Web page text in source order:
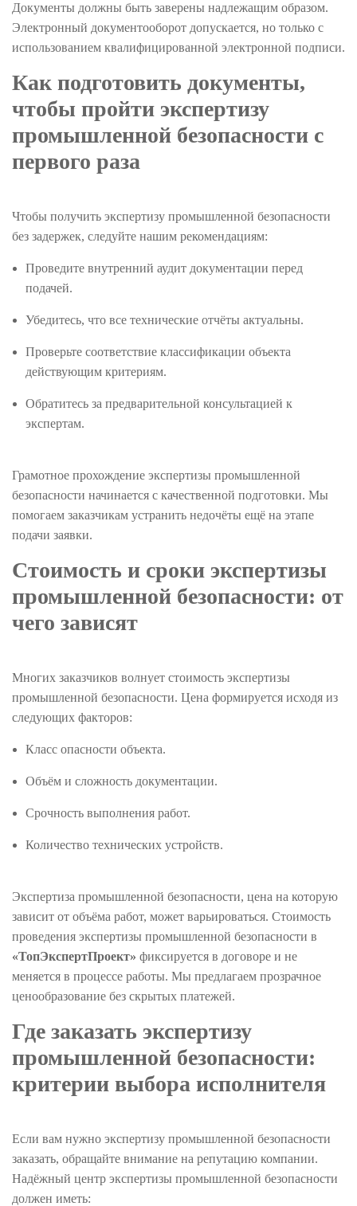
Документы должны быть заверены надлежащим образом.
Электронный документооборот допускается, но только с
использованием квалифицированной электронной подписи.
Как подготовить документы,
чтобы пройти экспертизу
промышленной безопасности с
первого раза
Чтобы получить экспертизу промышленной безопасности
без задержек, следуйте нашим рекомендациям:
Проведите внутренний аудит документации перед
подачей.
Убедитесь, что все технические отчёты актуальны.
Проверьте соответствие классификации объекта
действующим критериям.
Обратитесь за предварительной консультацией к
экспертам.
Грамотное прохождение экспертизы промышленной
безопасности начинается с качественной подготовки. Мы
помогаем заказчикам устранить недочёты ещё на этапе
подачи заявки.
Стоимость и сроки экспертизы
промышленной безопасности: от
чего зависят
Многих заказчиков волнует стоимость экспертизы
промышленной безопасности. Цена формируется исходя из
следующих факторов:
Класс опасности объекта.
Объём и сложность документации.
Срочность выполнения работ.
Количество технических устройств.
Экспертиза промышленной безопасности, цена на которую
зависит от объёма работ, может варьироваться. Стоимость
проведения экспертизы промышленной безопасности в
«ТопЭкспертПроект» фиксируется в договоре и не
меняется в процессе работы. Мы предлагаем прозрачное
ценообразование без скрытых платежей.
Где заказать экспертизу
промышленной безопасности:
критерии выбора исполнителя
Если вам нужно экспертизу промышленной безопасности
заказать, обращайте внимание на репутацию компании.
Надёжный центр экспертизы промышленной безопасности
должен иметь: